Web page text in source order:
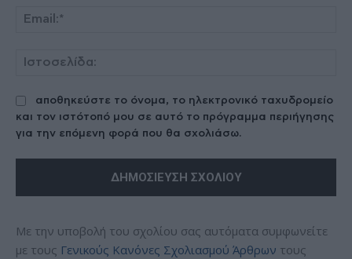
αποθηκεύστε το όνομα, το ηλεκτρονικό ταχυδρομείο
και τον ιστότοπό μου σε αυτό το πρόγραμμα περιήγησης
για την επόμενη φορά που θα σχολιάσω.
Με την υποβολή του σχολίου σας αυτόματα συμφωνείτε
με τους Γενικούς Κανόνες Σχολιασμού Άρθρων τους